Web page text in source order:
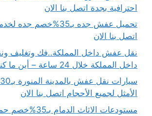
احترافية بجدة اتصل بنا الان
تحميل عفش جده بـ35%خصم
اتصل بنا الان
نقل عفش داخل المملكة..فك وتغليف
داخل المملكة خلال 24 ساعة – أين ما كنت نوصلك
الأمثل لجميع الأحجام اتصل بنا الان
مستودعات الاثاث